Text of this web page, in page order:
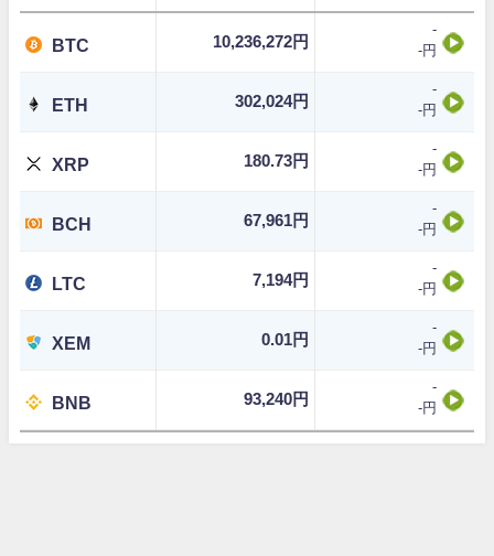
BTC 10,236,272円
-
-円
ETH 302,024円
-
-円
XRP 180.73円
-
-円
BCH 67,961円
-
-円
LTC 7,194円
-
-円
XEM 0.01円
-
-円
BNB 93,240円
-
-円